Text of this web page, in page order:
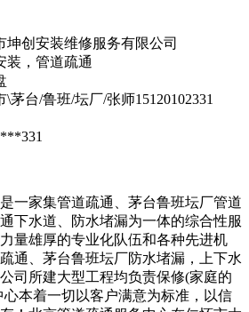
坤创安装维修服务有限公司
装，管道疏通
\茅台/鲁班/坛厂/张师15120102331
一家集管道疏通、茅台鲁班坛厂管道
下水道、防水堵漏为一体的综合性服
量雄厚的专业化队伍和各种先进机
通、茅台鲁班坛厂防水堵漏，上下水
司所建大型工程均负责保修(家庭的
本着一切以客户满意为标准，以信